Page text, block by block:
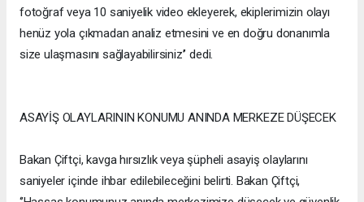
fotoğraf veya 10 saniyelik video ekleyerek, ekiplerimizin olayı
henüz yola çıkmadan analiz etmesini ve en doğru donanımla
size ulaşmasını sağlayabilirsiniz’’ dedi.
ASAYİŞ OLAYLARININ KONUMU ANINDA MERKEZE DÜŞECEK
Bakan Çiftçi, kavga hırsızlık veya şüpheli asayiş olaylarını
saniyeler içinde ihbar edilebileceğini belirti. Bakan Çiftçi,